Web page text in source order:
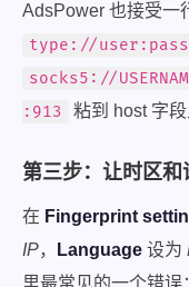
AdsPower 也接受一
type://
socks5://
:913
粘到 host 字
第三步：让时区
在 Fingerprint
IP， Language 设为
里最常见的一个错